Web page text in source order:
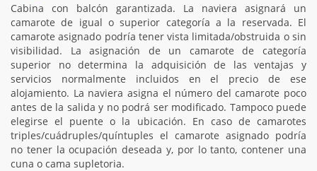
Cabina con balcón garantizada. La naviera asignará un
camarote de igual o superior categoría a la reservada. El
camarote asignado podría tener vista limitada/obstruida o sin
visibilidad. La asignación de un camarote de categoría
superior no determina la adquisición de las ventajas y
servicios normalmente incluidos en el precio de ese
alojamiento. La naviera asigna el número del camarote poco
antes de la salida y no podrá ser modificado. Tampoco puede
elegirse el puente o la ubicación. En caso de camarotes
triples/cuádruples/quíntuples el camarote asignado podría
no tener la ocupación deseada y, por lo tanto, contener una
cuna o cama supletoria.